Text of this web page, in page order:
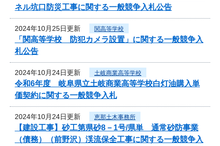
ネル坑口防災工事に関する一般競争入札公告
2024年10月25日更新 関高等学校
「関高等学校 防犯カメラ設置」に関する一般競争入
札公告
2024年10月24日更新 土岐商業高等学校
令和6年度 岐阜県立土岐商業高等学校白灯油購入単
価契約に関する一般競争入札
2024年10月24日更新 恵那土木事務所
【建設工事】砂工第県砂8－1号/県単 通常砂防事業
（債務）（前野沢）渓流保全工事に関する一般競争入